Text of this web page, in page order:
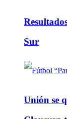
Sur
Unión se